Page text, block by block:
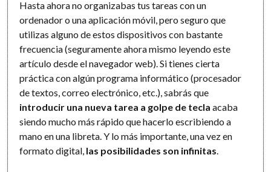
Hasta ahora no organizabas tus tareas con un
ordenador o una aplicación móvil, pero seguro que
utilizas alguno de estos dispositivos con bastante
frecuencia (seguramente ahora mismo leyendo este
artículo desde el navegador web). Si tienes cierta
práctica con algún programa informático (procesador
de textos, correo electrónico, etc.), sabrás que
introducir una nueva tarea a golpe de tecla acaba
siendo mucho más rápido que hacerlo escribiendo a
mano en una libreta. Y lo más importante, una vez en
formato digital, las posibilidades son infinitas.